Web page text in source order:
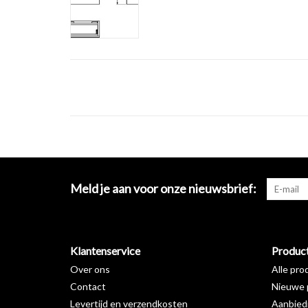
Meld je aan voor onze nieuwsbrief:
Klantenservice
Over ons
Contact
Levertijd en verzendkosten
Alle
Nieuwe